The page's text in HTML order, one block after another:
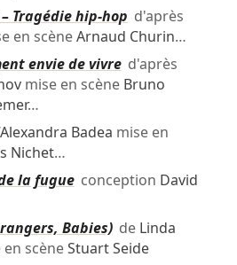
Tragédie hip-hop d'après
en scèneArnaud Churin…
envie de vivred'après
mise en scène Bruno
…
Alexandra Badea mise en
Nichet…
la fugueconception David
Babies)de Linda
en scèneStuart Seide